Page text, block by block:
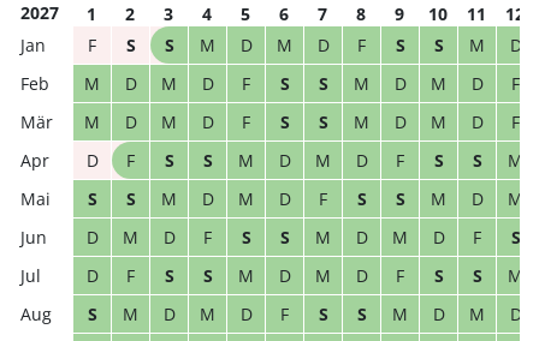
2027 1 2 3 4 5 6 7 8 9 10 11
12
F
S S M D M D F S S M
D
M
D M D F S S M D M D
F
M
D M D F S S M D M D
F
D
F S S M D M D F S S
M
S
S M D M D F S S M D
M
D
M D F S S M D M D F
S
D
F S S M D M D F S S
M
S
M D M D F S S M D M D